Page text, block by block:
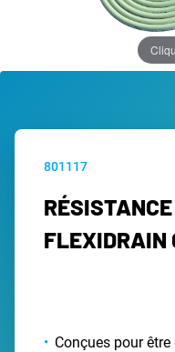
801117
FLEXIDRAIN
Conçues pour